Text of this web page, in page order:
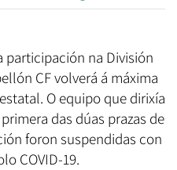
participación na División
CF volverá á máxima
O equipo que dirixía
das dúas prazas de
foron suspendidas con
COVID-19.